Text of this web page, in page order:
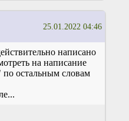
25.01.2022 04:46
написано
на написание
остальным словам